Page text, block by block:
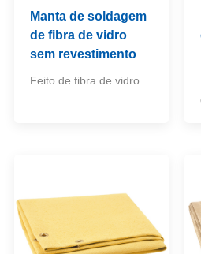
Manta de soldagem
de fibra de vidro
sem revestimento
Feito de fibra de vidro.